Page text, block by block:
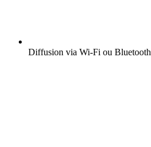
Diffusion via Wi-Fi ou Bluetooth